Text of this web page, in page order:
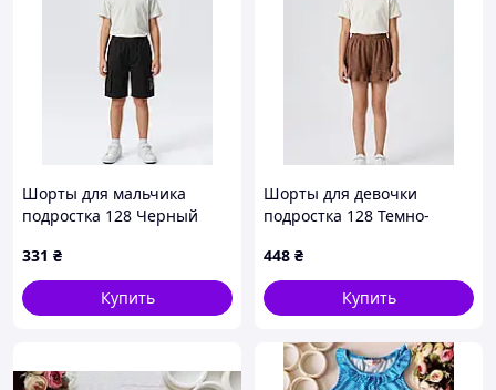
Шорты для мальчика
подростка 128 Черный
331 ₴
Купить
Шорты для девочки
подростка 128 Темно-
(733365-128)
448 ₴
Купить